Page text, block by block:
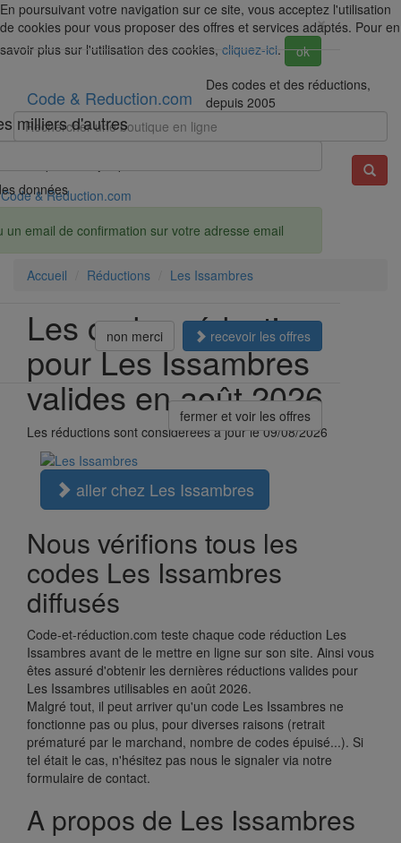
En poursuivant votre navigation sur ce site, vous acceptez l'utilisation
de cookies pour vous proposer des offres et services adaptés. Pour en
savoir plus sur l'utilisation des cookies, cliquez-ici. ok
Code & Reduction.com
Des codes et des réductions,
depuis 2005
Code & Reduction.com
Accueil Réductions Les Issambres
Les codes réduction
pour Les Issambres
valides en août 2026
Les réductions sont considérées à jour le 09/08/2026
aller chez Les Issambres
Nous vérifions tous les
codes Les Issambres
diffusés
Code-et-réduction.com teste chaque code réduction Les
Issambres avant de le mettre en ligne sur son site. Ainsi vous
êtes assuré d'obtenir les dernières réductions valides pour
Les Issambres utilisables en août 2026.
Malgré tout, il peut arriver qu'un code Les Issambres ne
fonctionne pas ou plus, pour diverses raisons (retrait
prématuré par le marchand, nombre de codes épuisé...). Si
tel était le cas, n'hésitez pas nous le signaler via notre
formulaire de contact.
A propos de Les Issambres
×
milliers d'autres
données
email de confirmation sur votre adresse email
non merci recevoir les offres
fermer et voir les offres